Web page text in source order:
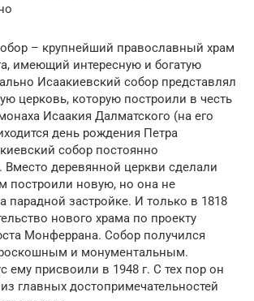
– крупнейший православный храм
имеющий интересную и богатую
Исаакиевский собор представлял
церковь, которую построили в честь
Исаакия Далматского (на его
день рождения Петра
собор постоянно
Вместо деревянной церкви сделали
построили новую, но она не
парадной застройке. И только в 1818
нового храма по проекту
Монферрана. Собор получился
и монументальным.
ему присвоили в 1948 г. С тех пор он
главных достопримечательностей